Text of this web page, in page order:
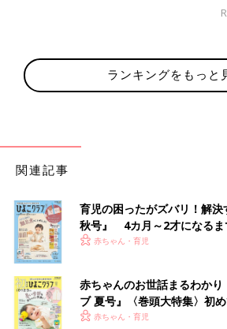
はそ
にはすっかり忘れてしまいました。そん
は、『大丈夫。会陰切開の傷はきれいに
待つのみ』ということです。
が、『安静にする』。これに尽きます。
少なくとも産後1ヶ月は、自分のことと赤
くすることを強くお勧めします。
・創部に重力による負担をかけない
・血流をよくさせる
事！）
・こまめに休息をとる
これらがポイントです。
ランキングをもっと
関連記事
育児の困ったがズバリ！解
秋号』 4カ月～2才になるま
いっぱい！
赤ちゃん・育児
赤ちゃんのお世話まるわか
ブ 夏号』〈巻頭大特集〉初
く！ おっぱい・ミルクの基
赤ちゃん・育児